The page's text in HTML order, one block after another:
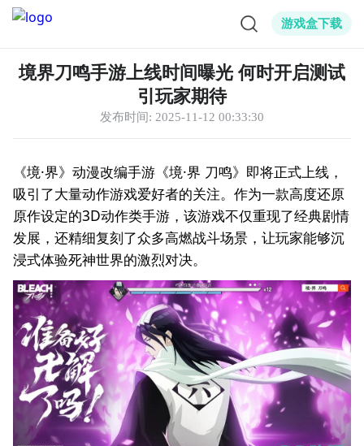
游戏盒下载
境界刀鸣手游上线时间曝光 何时开启测试
引玩家期待
发布时间: 2025-11-12 00:33:30
《境·界》动漫改编手游《境·界 刀鸣》即将正式上线，
吸引了大量动作游戏爱好者的关注。作为一款高度还原
原作设定的3D动作类手游，该游戏不仅重现了经典剧情
发展，还精细复刻了众多高燃战斗场景，让玩家能够沉
浸式体验死神世界的激烈对决。